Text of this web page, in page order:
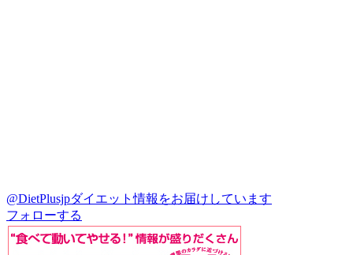
@DietPlusjpダイエット情報をお届けしています
フォローする